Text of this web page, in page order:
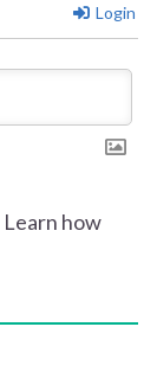
Login
Learn how